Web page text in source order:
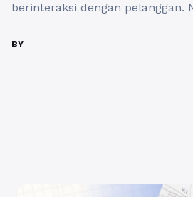
berinteraksi dengan pelanggan.
perhatian pengguna, bagaimana
BY